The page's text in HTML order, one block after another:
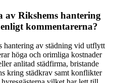
av Rikshems hantering
kommentarerna?
hantering av städning vid utflytt
höga och orimliga kostnader
anlitad städfirma, bristande
kring städkrav samt konflikter